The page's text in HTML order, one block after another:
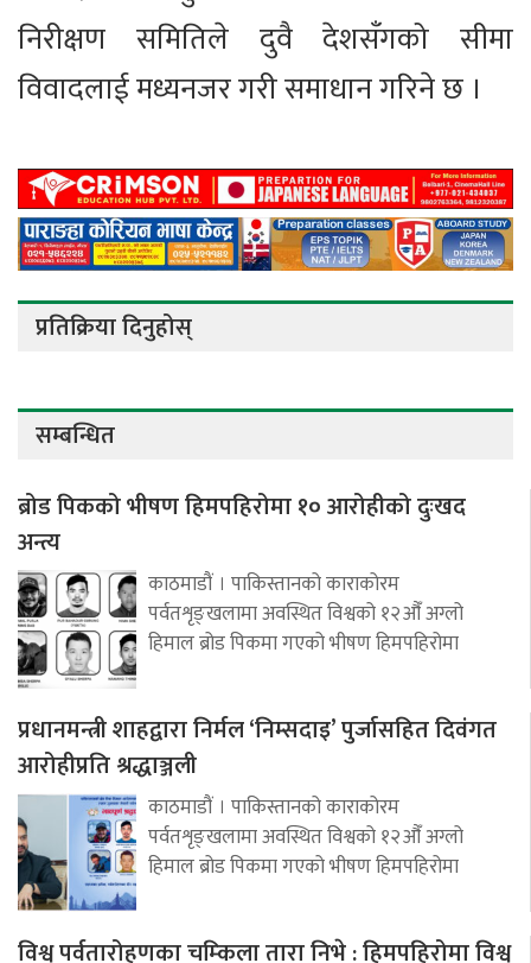
निरीक्षण समितिले दुवै देशसँगको सीमा
विवादलाई मध्यनजर गरी समाधान गरिने छ ।
प्रतिक्रिया दिनुहोस्
सम्बन्धित
ब्रोड पिकको भीषण हिमपहिरोमा १० आरोहीको दुःखद
अन्त्य
काठमाडौं । पाकिस्तानको काराकोरम
पर्वतशृङ्खलामा अवस्थित विश्वको १२औँ अग्लो
हिमाल ब्रोड पिकमा गएको भीषण हिमपहिरोमा
प्रधानमन्त्री शाहद्वारा निर्मल ‘निम्सदाइ’ पुर्जासहित दिवंगत
आरोहीप्रति श्रद्धाञ्जली
काठमाडौं । पाकिस्तानको काराकोरम
पर्वतशृङ्खलामा अवस्थित विश्वको १२औँ अग्लो
हिमाल ब्रोड पिकमा गएको भीषण हिमपहिरोमा
विश्व पर्वतारोहणका चम्किला तारा निभे : हिमपहिरोमा विश्व